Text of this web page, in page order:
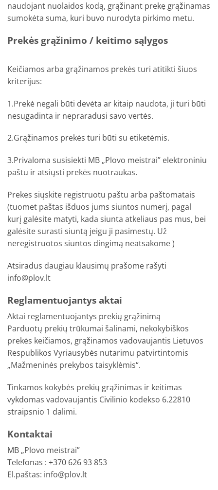
naudojant nuolaidos kodą, grąžinant prekę grąžinamas
sumokėta suma, kuri buvo nurodyta pirkimo metu.
Prekės grąžinimo / keitimo sąlygos
Keičiamos arba grąžinamos prekės turi atitikti šiuos
kriterijus:
1.Prekė negali būti devėta ar kitaip naudota, ji turi būti
nesugadinta ir nepraradusi savo vertės.
2.Grąžinamos prekės turi būti su etiketėmis.
3.Privaloma susisiekti MB „Plovo meistrai” elektroniniu
paštu ir atsiųsti prekės nuotraukas.
Prekes siųskite registruotu paštu arba paštomatais
(tuomet paštas išduos jums siuntos numerį, pagal
kurį galėsite matyti, kada siunta atkeliaus pas mus, bei
galėsite surasti siuntą jeigu ji pasimestų. Už
neregistruotos siuntos dingimą neatsakome )
Atsiradus daugiau klausimų prašome rašyti
info@plov.lt
Reglamentuojantys aktai
Aktai reglamentuojantys prekių grąžinimą
Parduotų prekių trūkumai šalinami, nekokybiškos
prekės keičiamos, grąžinamos vadovaujantis Lietuvos
Respublikos Vyriausybės nutarimu patvirtintomis
„Mažmeninės prekybos taisyklėmis“.
Tinkamos kokybės prekių grąžinimas ir keitimas
vykdomas vadovaujantis Civilinio kodekso 6.22810
straipsnio 1 dalimi.
Kontaktai
MB „Plovo meistrai”
Telefonas : +370 626 93 853
El.paštas: info@plov.lt